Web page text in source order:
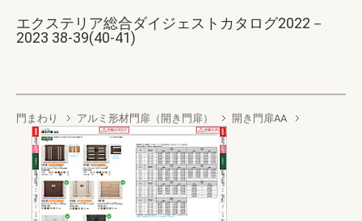
エクステリア総合ダイジェストカタログ2022－
2023 38-39(40-41)
門まわり アルミ形材門扉（開き門扉） 開き門扉AA